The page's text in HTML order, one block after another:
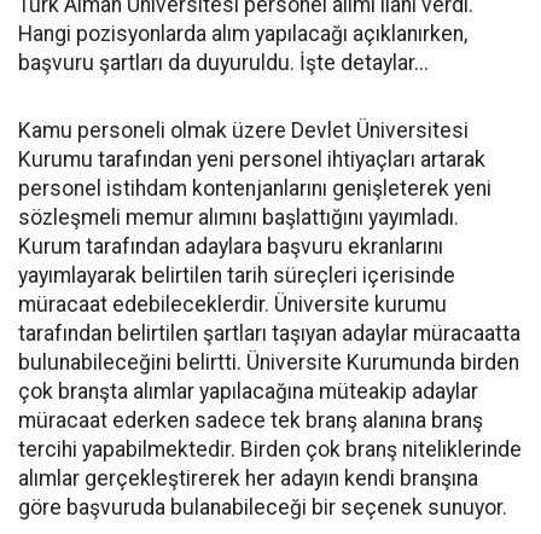
Türk Alman Üniversitesi personel alımı ilanı verdi.
Hangi pozisyonlarda alım yapılacağı açıklanırken,
başvuru şartları da duyuruldu. İşte detaylar...
Kamu personeli olmak üzere Devlet Üniversitesi
Kurumu tarafından yeni personel ihtiyaçları artarak
personel istihdam kontenjanlarını genişleterek yeni
sözleşmeli memur alımını başlattığını yayımladı.
Kurum tarafından adaylara başvuru ekranlarını
yayımlayarak belirtilen tarih süreçleri içerisinde
müracaat edebileceklerdir. Üniversite kurumu
tarafından belirtilen şartları taşıyan adaylar müracaatta
bulunabileceğini belirtti. Üniversite Kurumunda birden
çok branşta alımlar yapılacağına müteakip adaylar
müracaat ederken sadece tek branş alanına branş
tercihi yapabilmektedir. Birden çok branş niteliklerinde
alımlar gerçekleştirerek her adayın kendi branşına
göre başvuruda bulanabileceği bir seçenek sunuyor.